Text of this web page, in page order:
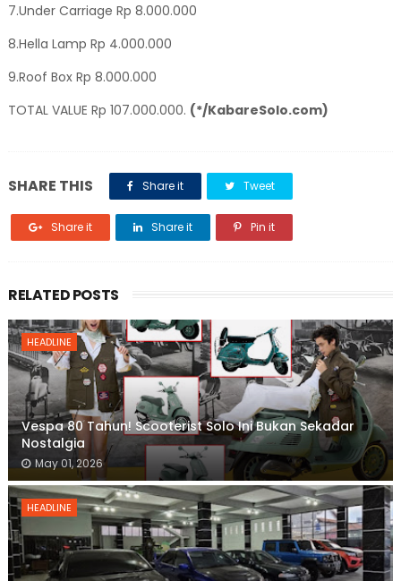
7.Under Carriage Rp 8.000.000
8.Hella Lamp Rp 4.000.000
9.Roof Box Rp 8.000.000
TOTAL VALUE Rp 107.000.000. (*/KabareSolo.com)
SHARE THIS Share it Tweet
Share it Share it Pin it
RELATED POSTS
HEADLINE
Vespa 80 Tahun! Scooterist Solo Ini Bukan Sekadar
Nostalgia
May 01, 2026
HEADLINE